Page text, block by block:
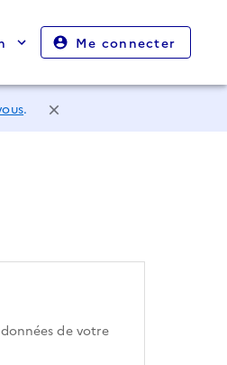
Me connecter
.
de votre